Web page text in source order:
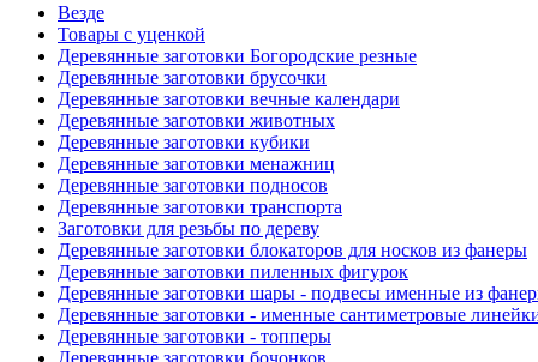
Везде
Товары с уценкой
Деревянные заготовки Богородские резные
Деревянные заготовки брусочки
Деревянные заготовки вечные календари
Деревянные заготовки животных
Деревянные заготовки кубики
Деревянные заготовки менажниц
Деревянные заготовки подносов
Деревянные заготовки транспорта
Заготовки для резьбы по дереву
Деревянные заготовки блокаторов для носков из фанеры
Деревянные заготовки пиленных фигурок
Деревянные заготовки шары - подвесы именные из
Деревянные заготовки - именные сантиметровые
Деревянные заготовки - топперы
Деревянные заготовки бочонков